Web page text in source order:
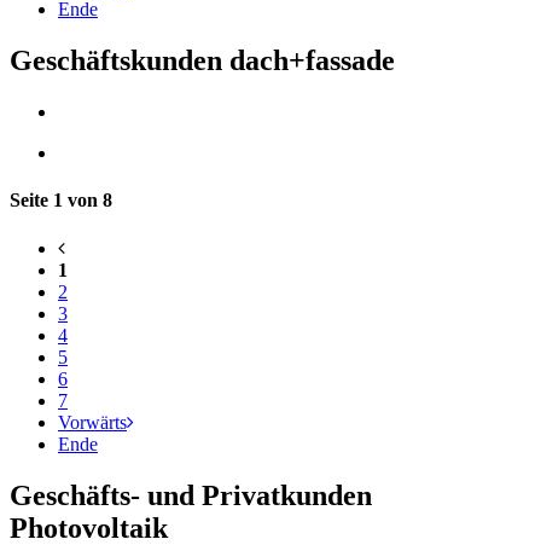
Ende
Geschäftskunden dach+fassade
Seite 1 von 8
1
2
3
4
5
6
7
Vorwärts
Ende
Geschäfts- und Privatkunden
Photovoltaik